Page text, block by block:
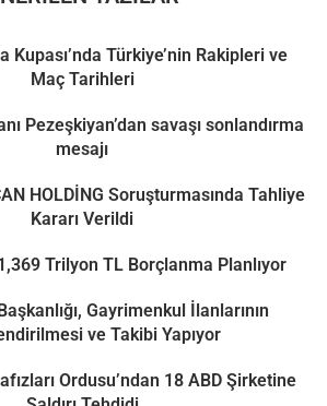
Kupası’nda Türkiye’nin Rakipleri ve
Maç Tarihleri
Pezeşkiyan’dan savaşı sonlandırma
mesajı
HOLDİNG Soruşturmasında Tahliye
Kararı Verildi
Trilyon TL Borçlanma Planlıyor
Gayrimenkul İlanlarının
ve Takibi Yapıyor
Ordusu’ndan 18 ABD Şirketine